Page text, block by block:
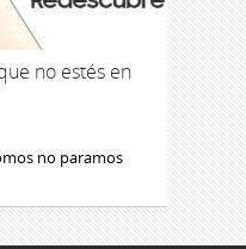
no estés en
no paramos